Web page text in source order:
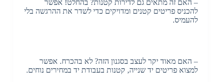
– האם זה מתאים גם לדירות קטנות? בהחלט! אפשר
להכניס פריטים קטנים ומדויקים כדי לשדר את ההרגשה בלי
להעמיס.
– האם מאוד יקר לעצב בסגנון הזה? לא בהכרח. אפשר
למצוא פריטים יד שנייה, קטנות בעבודת יד במחירים נוחים.